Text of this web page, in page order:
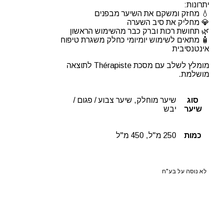
יתרונות:
💧 מחזק ומשקם את השיער מבפנים
💎 מחליק את סיב השערה
🌿 תחושת רכות וברק כבר מהשימוש הראשון
🧴 מתאים לשימוש יומיומי כחלק משגרת טיפוח
אינטנסיבית
מומלץ לשלב עם מסכת Thérapiste לתוצאה
מושלמת.
סוג
שיער
שיער מוחלק, שיער צבוע / פגום /
יבש
כמות 250 מ"ל, 450 מ"ל
לא נוסה על בע"ח